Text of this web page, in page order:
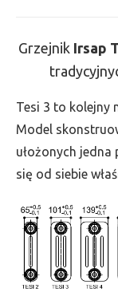
Grzejnik Irsap
Tesi 3 to kolejny
Model
ułożonych jedna
się od siebie